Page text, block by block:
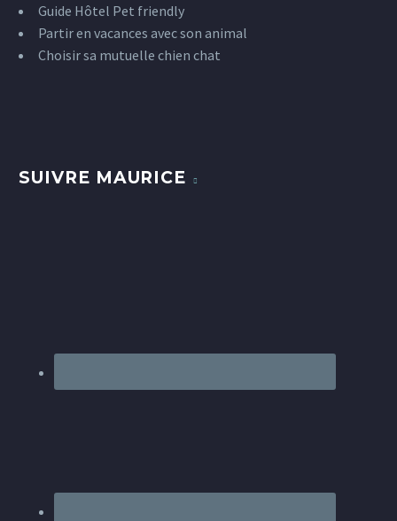
Guide Hôtel Pet friendly
Partir en vacances avec son animal
Choisir sa mutuelle chien chat
SUIVRE MAURICE